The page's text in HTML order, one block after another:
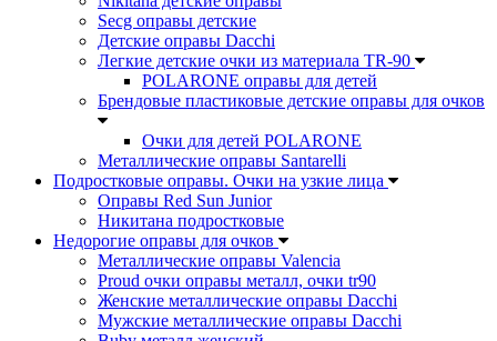
Secg оправы детские
Детские оправы Dacchi
Легкие детские очки из материала TR-90
POLARONE оправы для детей
Брендовые пластиковые детские оправы для очков
Очки для детей POLARONE
Металлические оправы Santarelli
Подростковые оправы. Очки на узкие лица
Оправы Red Sun Junior
Никитана подростковые
Недорогие оправы для очков
Металлические оправы Valencia
Proud очки оправы металл, очки tr90
Женские металлические оправы Dacchi
Мужские металлические оправы Dacchi